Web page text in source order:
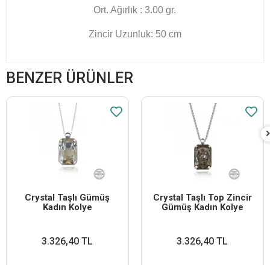
Ort. Ağırlık : 3.00 gr.
Zincir Uzunluk: 50 cm
BENZER ÜRÜNLER
Crystal Taşlı Gümüş
Kadın Kolye
3.326,40 TL
Crystal Taşlı Top Zincir
Gümüş Kadın Kolye
3.326,40 TL